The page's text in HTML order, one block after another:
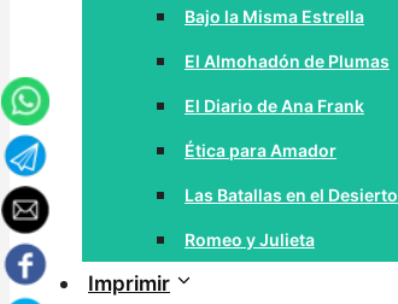
Bajo la Misma Estrella
El Almohadón de Plumas
El Diario de Ana Frank
Ética para Amador
Las Batallas en el Desierto
Romeo y Julieta
Imprimir